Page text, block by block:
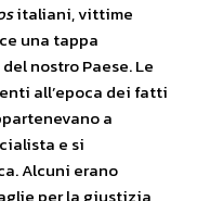
italiani, vittime
una tappa
nostro Paese. Le
all’epoca dei fatti
a
e si
Alcuni erano